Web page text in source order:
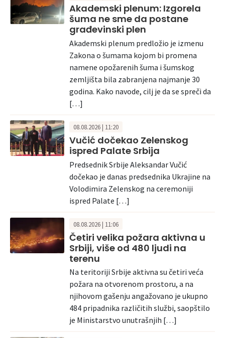
Akademski plenum: Izgorela
šuma ne sme da postane
građevinski plen
Akademski plenum predložio je izmenu
Zakona o šumama kojom bi promena
namene opožarenih šuma i šumskog
zemljišta bila zabranjena najmanje 30
godina. Kako navode, cilj je da se spreči da
[…]
08.08.2026 | 11:20
Vučić dočekao Zelenskog
ispred Palate Srbija
Predsednik Srbije Aleksandar Vučić
dočekao je danas predsednika Ukrajine na
Volodimira Zelenskog na ceremoniji
ispred Palate […]
08.08.2026 | 11:06
Četiri velika požara aktivna u
Srbiji, više od 480 ljudi na
terenu
Na teritoriji Srbije aktivna su četiri veća
požara na otvorenom prostoru, a na
njihovom gašenju angažovano je ukupno
484 pripadnika različitih službi, saopštilo
je Ministarstvo unutrašnjih […]